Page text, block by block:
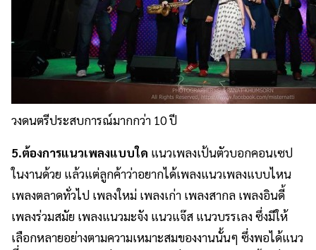
วงดนตรีประสบการณ์มากกว่า 10 ปี
5.ต้องการแนวเพลงแบบใด แนวเพลงเป้นตัวบอกคอนเซป
ในงานด้วย แล้วแต่ลูกค้าว่าอยากได้เพลงแนวเพลงแบบไหน
เพลงตลาดทั่วไป เพลงใหม่ เพลงเก่า เพลงสากล เพลงอินดี้
เพลงร่วมสมัย เพลงแนวมะจัง แนวแจ๊ส แนวบรรเลง ซึ่งมีให้
เลือกหลายอย่างตามความเหมาะสมของงานนั้นๆ ซึ่งพอได้แนว